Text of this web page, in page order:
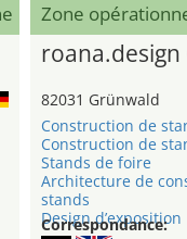
Zone
roana.design
82031 Grünwald
Construction de
Construction de
Stands de foire
Architecture de
stands
Design d’exposition
Correspondance: